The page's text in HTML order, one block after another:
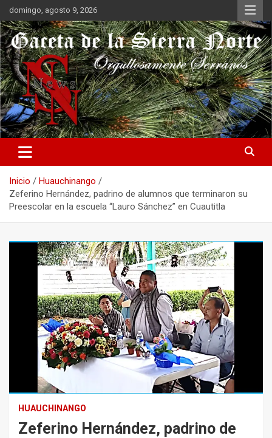
Saltar
al
contenido
domingo, agosto 9, 2026
Gaceta de la Sierra Norte
Orgullosamente Serranos
Inicio
Huauchinango
Zeferino Hernández, padrino de alumnos que terminaron su
Preescolar en la escuela “Lauro Sánchez” en Cuautitla
HUAUCHINANGO
Zeferino Hernández, padrino de